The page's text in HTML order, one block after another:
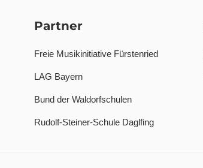
Partner
Freie Musikinitiative Fürstenried
LAG Bayern
Bund der Waldorfschulen
Rudolf-Steiner-Schule Daglfing